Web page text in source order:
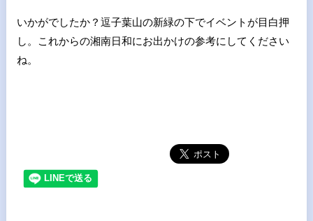
いかがでしたか？逗子葉山の新緑の下でイベントが目白押
し。これからの湘南日和にお出かけの参考にしてください
ね。